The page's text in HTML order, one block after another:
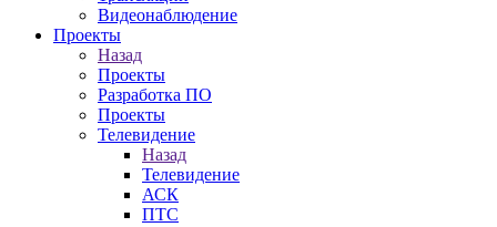
Видеонаблюдение
Проекты
Назад
Проекты
Разработка ПО
Проекты
Телевидение
Назад
Телевидение
АСК
ПТС